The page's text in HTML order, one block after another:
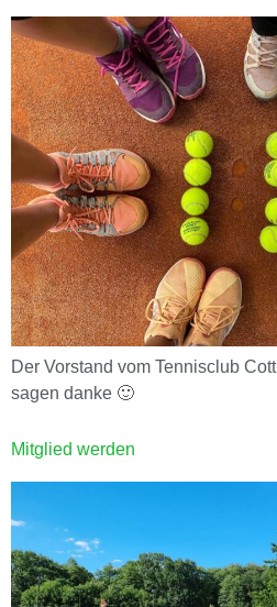
Der Vorstand vom Tennisclub
sagen danke 🙂
Mitglied werden